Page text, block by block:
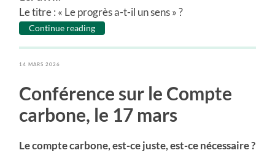
Le titre : « Le progrès a-t-il un sens » ?
Continue reading
14 MARS 2026
Conférence sur le Compte
carbone, le 17 mars
Le compte carbone, est-ce juste, est-ce nécessaire ?